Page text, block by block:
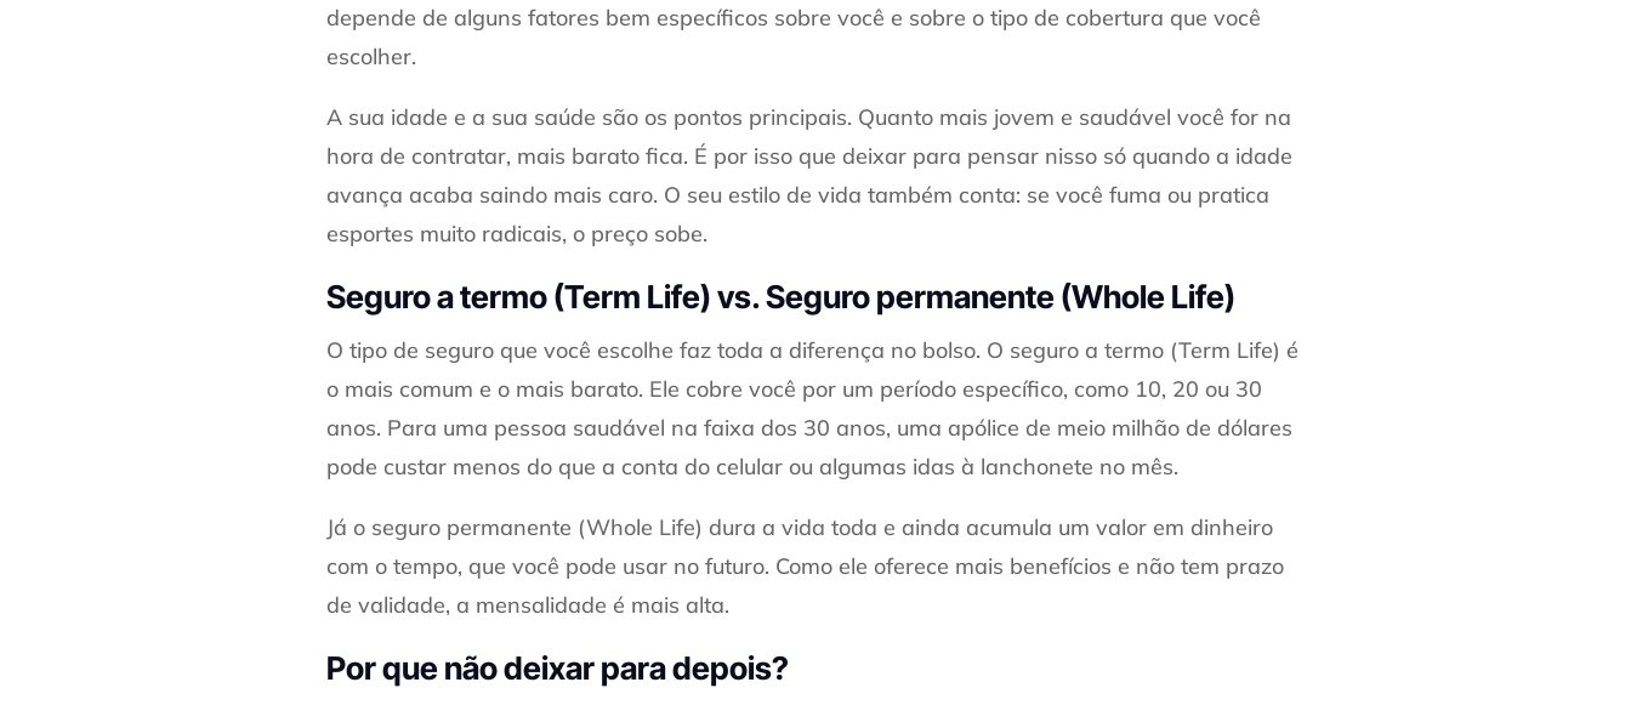
depende de alguns fatores bem específicos sobre você e sobre o tipo de cobertura que você
escolher.
A sua idade e a sua saúde são os pontos principais. Quanto mais jovem e saudável você for na
hora de contratar, mais barato fica. É por isso que deixar para pensar nisso só quando a idade
avança acaba saindo mais caro. O seu estilo de vida também conta: se você fuma ou pratica
esportes muito radicais, o preço sobe.
Seguro a termo (Term Life) vs. Seguro permanente (Whole Life)
O tipo de seguro que você escolhe faz toda a diferença no bolso. O seguro a termo (Term Life) é
o mais comum e o mais barato. Ele cobre você por um período específico, como 10, 20 ou 30
anos. Para uma pessoa saudável na faixa dos 30 anos, uma apólice de meio milhão de dólares
pode custar menos do que a conta do celular ou algumas idas à lanchonete no mês.
Já o seguro permanente (Whole Life) dura a vida toda e ainda acumula um valor em dinheiro
com o tempo, que você pode usar no futuro. Como ele oferece mais benefícios e não tem prazo
de validade, a mensalidade é mais alta.
Por que não deixar para depois?